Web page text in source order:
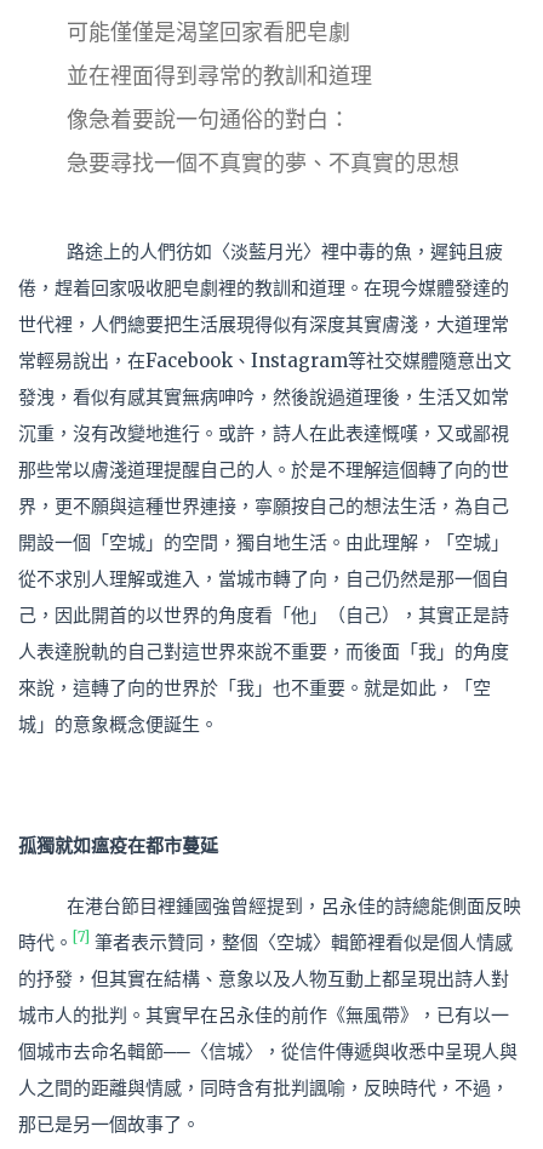
可能僅僅是渴望回家看肥皂劇
並在裡面得到尋常的教訓和道理
像急着要說一句通俗的對白：
急要尋找一個不真實的夢、不真實的思想
路途上的人們彷如〈淡藍月光〉裡中毒的魚，遲鈍且疲
倦，趕着回家吸收肥皂劇裡的教訓和道理。在現今媒體發達的
世代裡，人們總要把生活展現得似有深度其實膚淺，大道理常
常輕易說出，在Facebook、Instagram等社交媒體隨意出文
發洩，看似有感其實無病呻吟，然後說過道理後，生活又如常
沉重，沒有改變地進行。或許，詩人在此表達慨嘆，又或鄙視
那些常以膚淺道理提醒自己的人。於是不理解這個轉了向的世
界，更不願與這種世界連接，寧願按自己的想法生活，為自己
開設一個「空城」的空間，獨自地生活。由此理解，「空城」
從不求別人理解或進入，當城市轉了向，自己仍然是那一個自
己，因此開首的以世界的角度看「他」（自己），其實正是詩
人表達脫軌的自己對這世界來說不重要，而後面「我」的角度
來說，這轉了向的世界於「我」也不重要。就是如此，「空
城」的意象概念便誕生。
孤獨就如瘟疫在都市蔓延
在港台節目裡鍾國強曾經提到，呂永佳的詩總能側面反映
時代。
[7] 筆者表示贊同，整個〈空城〉輯節裡看似是個人情感
的抒發，但其實在結構、意象以及人物互動上都呈現出詩人對
城市人的批判。其實早在呂永佳的前作《無風帶》，已有以一
個城市去命名輯節──〈信城〉，從信件傳遞與收悉中呈現人與
人之間的距離與情感，同時含有批判諷喻，反映時代，不過，
那已是另一個故事了。